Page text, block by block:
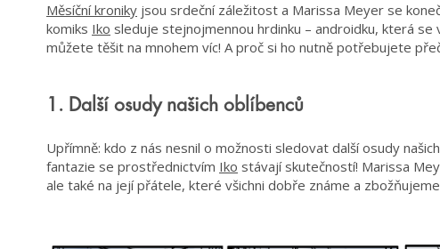
Měsíční kroniky jsou srdeční záležitost a Marissa Meyer se
komiks Iko sleduje stejnojmennou hrdinku – androidku, která se
můžete těšit na mnohem víc! A proč si ho nutně potřebujete
1. Další osudy našich oblíbenců
Upřímně: kdo z nás nesnil o možnosti sledovat další osudy
fantazie se prostřednictvím Iko stávají skutečností! Marissa
ale také na její přátele, které všichni dobře známe a